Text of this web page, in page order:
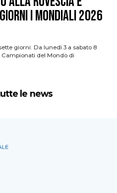
i Mondiali 2026
giorni. Da lunedì 3 a sabato 8
Campionati del Mondo di
le news